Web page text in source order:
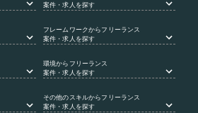
案件・求人を探す
フレームワークからフリーランス
案件・求人を探す
環境からフリーランス
案件・求人を探す
その他のスキルからフリーランス
案件・求人を探す